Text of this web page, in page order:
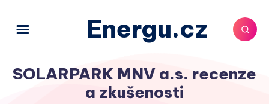
Energu.cz
SOLARPARK MNV a.s. recenze
a zkušenosti